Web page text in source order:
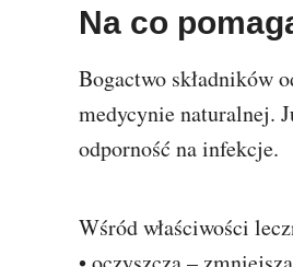
Na co
Bogactwo składników
medycynie naturalnej.
odporność na infekcje.
Wśród właściwości